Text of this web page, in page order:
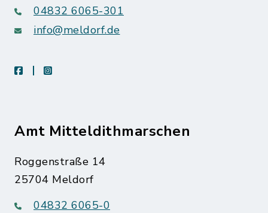
04832 6065-301
info@meldorf.de
facebookinstagram
Amt Mitteldithmarschen
Roggenstraße 14
25704 Meldorf
04832 6065-0